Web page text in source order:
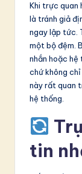
Khi trực quan
là tránh giả
ngay lập tức.
một bộ đệm.
nhắn hoặc hệ
chứ không
này rất quan
hệ thống.
tin